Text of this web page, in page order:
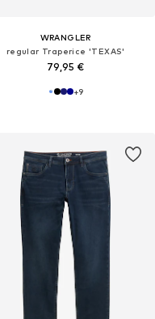
WRANGLER
regular Traperice 'TEXAS'
79,95 €
+9